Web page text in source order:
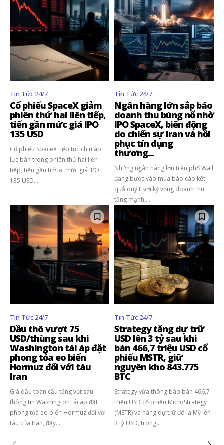
Tin Tức 24/7
Cổ phiếu SpaceX giảm
phiên thứ hai liên tiếp,
tiến gần mức giá IPO
135 USD
Cổ phiếu SpaceX tiếp tục chịu áp
lực bán trong phiên thứ hai liên
tiếp, tiến gần trở lại mức giá IPO
135 USD...
Tin Tức 24/7
Ngân hàng lớn sắp báo
doanh thu bùng nổ nhờ
IPO SpaceX, biến động
do chiến sự Iran và hồi
phục tín dụng
thương...
Những ngân hàng lớn trên phố Wall
đang bước vào mùa báo cáo kết
quả quý II với kỳ vọng doanh thu
tăng mạnh,...
Tin Tức 24/7
Dầu thô vượt 75
USD/thùng sau khi
Washington tái áp đặt
phong tỏa eo biển
Hormuz đối với tàu
Iran
Giá dầu toàn cầu tăng vọt sau
thông tin Washington tái áp đặt
phong tỏa eo biển Hormuz đối với
tàu của Iran, đẩy...
Tin Tức 24/7
Strategy tăng dự trữ
USD lên 3 tỷ sau khi
bán 466,7 triệu USD cổ
phiếu MSTR, giữ
nguyên kho 843.775
BTC
Strategy vừa thông báo bán 466,7
triệu USD cổ phiếu MicroStrategy
(MSTR) và nâng dự trữ đô la Mỹ lên
3 tỷ USD, trong...